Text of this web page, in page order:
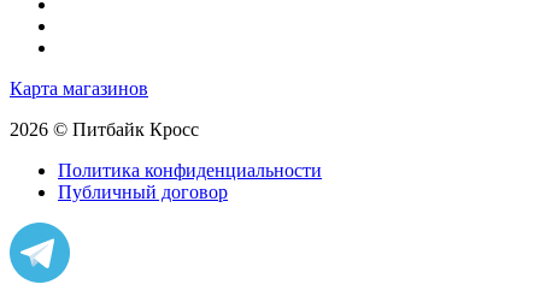
Карта магазинов
2026 © Питбайк Кросс
Политика конфиденциальности
Публичный договор